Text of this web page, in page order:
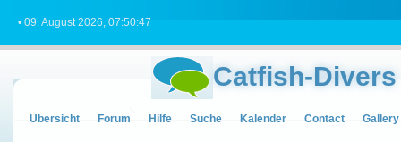
• 09. August 2026, 07:50:47
Catfish-Divers
Übersicht Forum Hilfe Suche Kalender Contact Gallery